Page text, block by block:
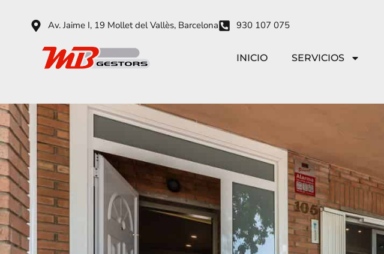
Av. Jaime I, 19 Mollet del Vallès, Barcelona 930 107 075
INICIO SERVICIOS